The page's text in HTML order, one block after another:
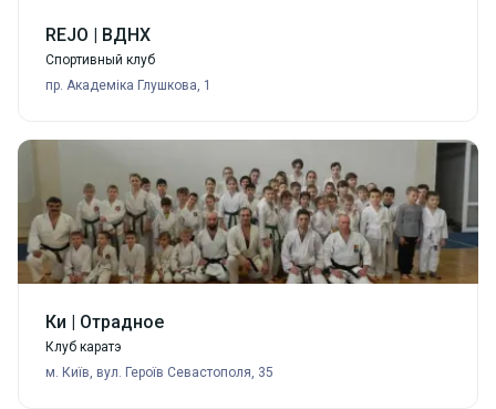
REJO | ВДНХ
Спортивный клуб
пр. Академіка Глушкова, 1
Ки | Отрадное
Клуб каратэ
м. Київ, вул. Героїв Севастополя, 35